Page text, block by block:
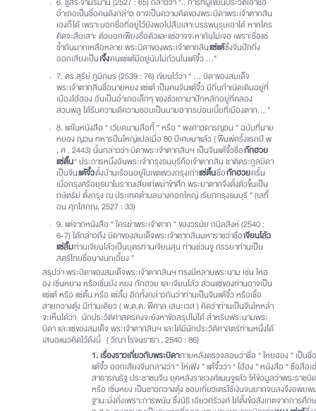
6. ชูสิริ จามรมาน (2527 : 65) กล่าวว่า “.. การที่ผู้เขียนประวัติเอาชื่อ
อำเภอเป็นชื่อคนดังกล่าว อาจเป็นความคิดของพระบิดาพระเจ้าตากสิน
เองก็ได้ เพราะบอกชื่อที่อยู่ไว้ยังพอไปสืบเสาะบรรพบุรุษเอาได้ หากใคร
คิดจะสืบเสาะ ตัวบอกเพียงชื่อตัวและแซ่อาจจะหากันไม่เจอ เพราะชื่อแซ่
ซ้ำกันมากเหลือหลาย พระบิดาของพระเจ้าตากสิน แซ่แต้ ซึ่งจีนปักกิ่ง
ออกเสียงเป็น เจิ้ง คนแซ่แต้มีอยู่นับไม่ถ้วนในแต้จิ๋ว …”
7. ดร.สุรีย์ ภูมิภมร (2539 : 76) เขียนไว้ว่า “ … บิดาของสมเด็จ
พระเจ้าตากสินชื่อนายหยง แซ่แต้ เป็นคนจีนแต้จิ๋ว มีถิ่นกำเนิดเดิมอยู่ที่
เมืองไฮ้ฮอง อันเป็นอำเภอเล็กๆ ของซัวเถามาปักหลักอยู่ที่คลอง
สวนพลู ได้รับความดีความชอบเป็นนายอากรบ่อนเบี้ยที่เมืองตาก… ”
8. แต่ในหนังสือ “ เวียดนามสือกี้ ” หรือ “ พงศาวดารญวน ” ฉบับที่นาย
หยอง ญวน ทหารปืนใหญ่แปลเมื่อ 80 ปีเศษมาแล้ว ( พิมพ์ครั้งแรกปี พ
. ศ . 2443) นั้นกล่าวว่า บิดาพระเจ้าตากสินฯ เป็นจีนแต้จิ๋วชื่อ ก๊กฮวย
แซ่ติ้น “ ประการหนึ่งอันพระเจ้ากรุงธนบุรีคือเจ้าตากสิน ชาติตระกูลบิดา
เป็นจีน แต้จิ๋ว ตั้งบ้านเรือนอยู่ในเขตแขวงกรุงเก่า แซ่ติ้น ชื่อ ก๊กฮวย ครั้น
เมื่อกรุงศรีอยุธยาโบราณเสียแก่พม่าข้าศึก พระยาตากจึงตั้งตัวขึ้นเป็น
กษัตริย์ ตั้งกรุง ณ ประเทศตำบลบางกอกใหญ่ เรียกกรุงธนบุรี ” (เสทื้
อน ศุภโสภณ, 2527 : 33)
9. แต่จากหนังสือ “ ใครฆ่าพระเจ้าตาก ” ของวรมัย กบิลสิงห์ (2540 :
6-7) ได้กล่าวถึง บิดาของสมเด็จพระเจ้าตากสินมหาราชว่าชื่อ เจียนโล้ว
แซ่ลิ้ม ท่านเจียนโล้วเป็นบุตรท่านเจียนสุน ท่านช่วนจู ภรรยาท่านเป็น
สตรีไทยชื่อนางนกเอี้ยง ”
สรุปว่า พระบิดาของสมเด็จพระเจ้าตากสินฯ ทรงมีหลายพระนาม เช่น ไหฮ
อง เซิ่นหยาง หรือเซิ่นย้ง หยง ก๊กฮวย และเจียนโล้ว ส่วนแซ่ของท่านอาจเป็น
แซ่แต้ หรือ แซ่ติ้น หรือ แซ่ลิ้ม อีกทั้งกล่าวกันว่าท่านเป็นจีนแต้จิ๋ว หรือเชื้อ
สายกวางตุ้ง มีท่านเดียว ( พ.ต.ต. พิศาล เสนะเวส ) คิดว่าท่านเป็นจีนไหหลำ
จะเห็นได้ว่า นักประวัติศาสตร์คงจะยังหาข้อสรุปไม่ได้ สำหรับพระนามพระ
บิดา และแซ่ของสมเด็จ พระเจ้าตากสินฯ และได้มีนักประวัติศาสตร์ท่านหนึ่งได้
เสนอแนวคิดไว้ดังนี้ ( วีณา โรจนราธา , 2540 : 86)
1. เรื่องราวเกี่ยวกับพระบิดา ภายหลังตรวจสอบว่าชื่อ “ ไหยฮอง ” เป็นชื่
แต้จิ๋ว ออกเสียงจีนกลางว่า “ ไห่เฟิง ” แต้จิ๋วว่า “ ไฮ้ฮง ” หนังสือ “ ซือสือเ
สาธารณรัฐ ประชาชนจีน ยุคหลังราชวงศ์แมนจูแล้ว ให้ข้อมูลว่าพระราชบิด
หรือ เซิ่นหยง เป็นชาวกวางตุ้ง ชอบเที่ยวเตร่ใช้เงินจนยากจนลงจึงอพยพ
ฐานะมั่งคั่งเพราะการพนัน ซึ่งนิธิ เอียวศรีวงศ์ ได้ตั้งข้อสังเกตจากการศึก